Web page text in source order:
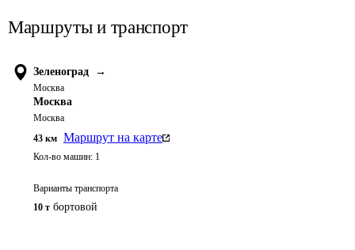
Маршруты и транспорт
Зеленоград →
Москва
Москва
Москва
43 км Маршрут на карте
Кол-во машин: 1
Варианты транспорта
10 т бортовой